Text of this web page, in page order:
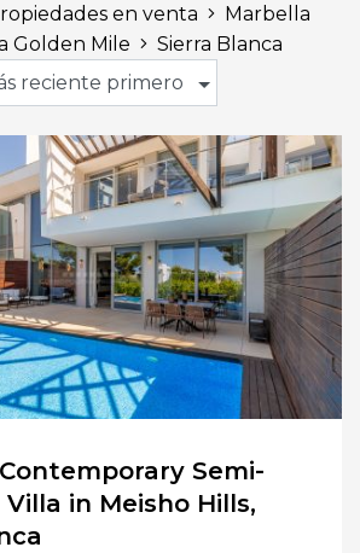
en venta
Marbella
Golden Mile
Sierra Blanca
reciente primero
Semi-
in Meisho Hills,